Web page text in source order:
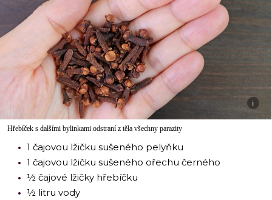
i
Hřebíček s dalšími bylinkami odstraní z těla všechny parazity
1 čajovou lžičku sušeného pelyňku
1 čajovou lžičku sušeného ořechu černého
½ čajové lžičky hřebíčku
½ litru vody